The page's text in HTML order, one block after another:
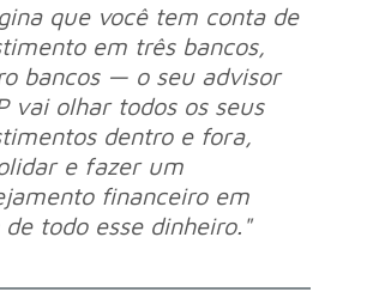
que você tem conta de
em três bancos,
bancos — o seu advisor
vai olhar todos os seus
dentro e fora,
e fazer um
financeiro em
de todo esse dinheiro."